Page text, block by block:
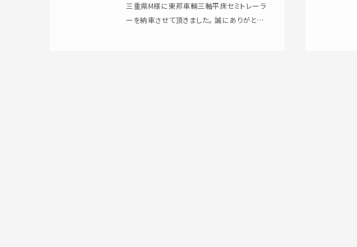
三重県M様に東邦車輌三軸平床セミトレーラ
ーを納車させて頂きました。 誠にありがとう